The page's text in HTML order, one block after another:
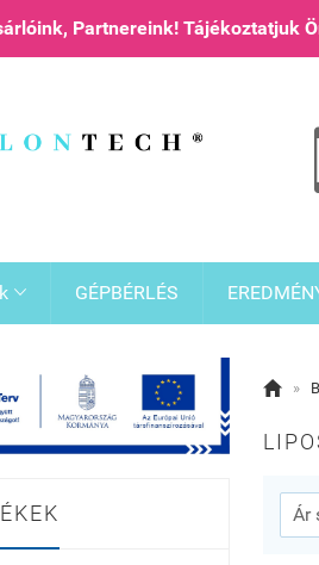
Partnereink! Tájékoztatjuk
 GÉPBÉRLÉS
 »